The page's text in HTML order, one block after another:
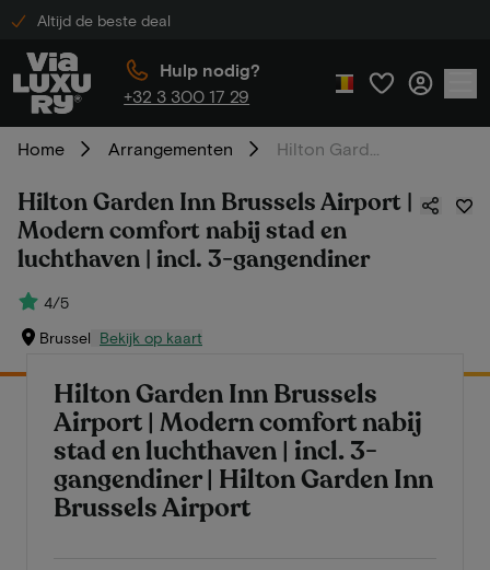
Altijd de beste deal
Hulp nodig?
+32 3 300 17 29
Home Arrangementen
Hilton Garden Inn Brussels Airport |
Modern comfort nabij stad en
luchthaven | incl. 3-gangendiner
4/5
Brussel Bekijk op kaart
Hilton Garden Inn Brussels
Airport | Modern comfort nabij
stad en luchthaven | incl. 3-
gangendiner | Hilton Garden Inn
Brussels Airport